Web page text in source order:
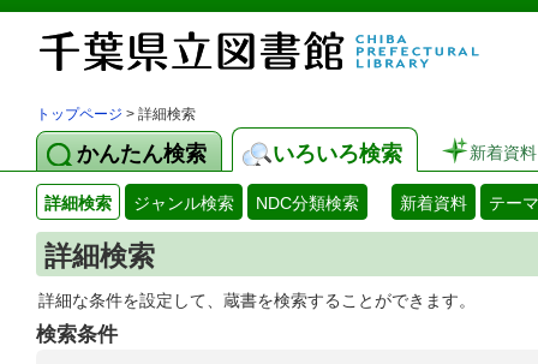
トップページ > 詳細検索
かんたん検索 いろいろ検索 新着資料
詳細検索 ジャンル検索 NDC分類検索 新着資料 テー
詳細検索
詳細な条件を設定して、蔵書を検索することができます。
検索条件